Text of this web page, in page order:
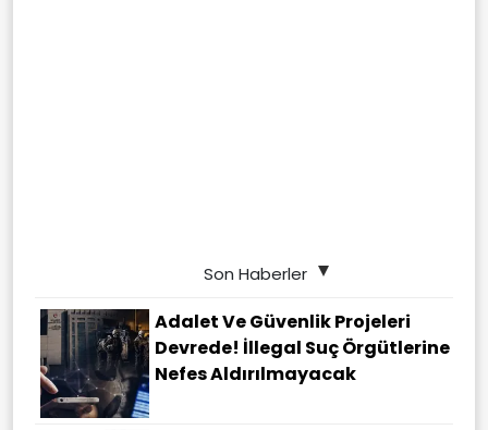
Son Haberler
Adalet Ve Güvenlik Projeleri
Devrede! İllegal Suç Örgütlerine
Nefes Aldırılmayacak